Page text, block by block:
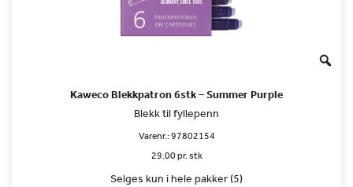
Kaweco Blekkpatron 6stk – Summer Purple
Blekk til fyllepenn
Varenr.:97802154
29.00 pr. stk
Selges kun i hele pakker (5)